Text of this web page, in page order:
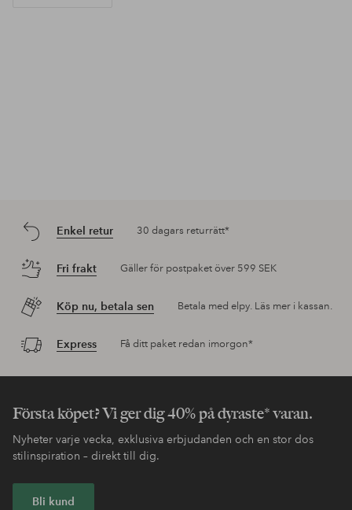
Enkel retur 30 dagars returrätt*
Fri frakt Gäller för postpaket över 599 SEK
Köp nu, betala sen Betala med elpy. Läs mer i kassan.
Express Få ditt paket redan imorgon*
Första köpet? Vi ger dig 40% på dyraste* varan.
Nyheter varje vecka, exklusiva erbjudanden och en stor dos
stilinspiration – direkt till dig.
Bli kund